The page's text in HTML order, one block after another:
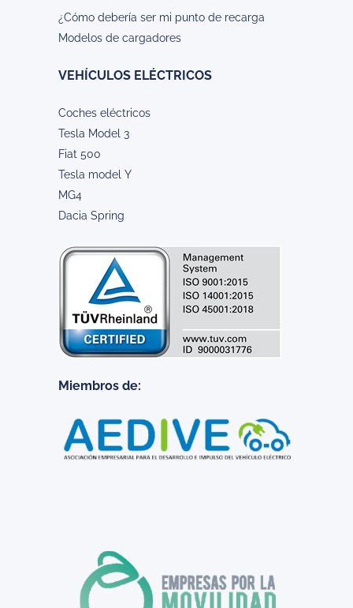
¿Cómo debería ser mi punto de recarga
Modelos de cargadores
VEHÍCULOS ELÉCTRICOS
Coches eléctricos
Tesla Model 3
Fiat 500
Tesla model Y
MG4
Dacia Spring
Miembros de: